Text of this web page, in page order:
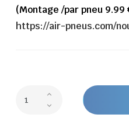
(Montage /par pneu 9.99
https://air-pneus.com/